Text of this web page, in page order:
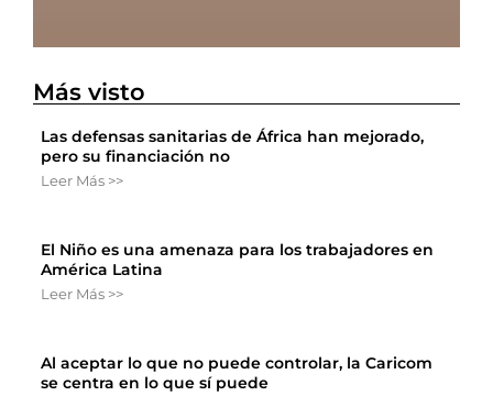
Más visto
Las defensas sanitarias de África han mejorado,
pero su financiación no
Leer Más >>
El Niño es una amenaza para los trabajadores en
América Latina
Leer Más >>
Al aceptar lo que no puede controlar, la Caricom
se centra en lo que sí puede